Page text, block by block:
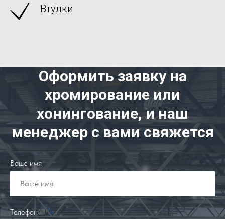
Втулки
Оформить заявку на
хромирование или
хонингование, и наш
менеджер с вами свяжется
Ваше имя
Ваше имя
Телефон